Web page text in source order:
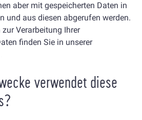
aber mit gespeicherten Daten in
und aus diesen abgerufen werden.
Verarbeitung Ihrer
finden Sie in unserer
verwendet diese